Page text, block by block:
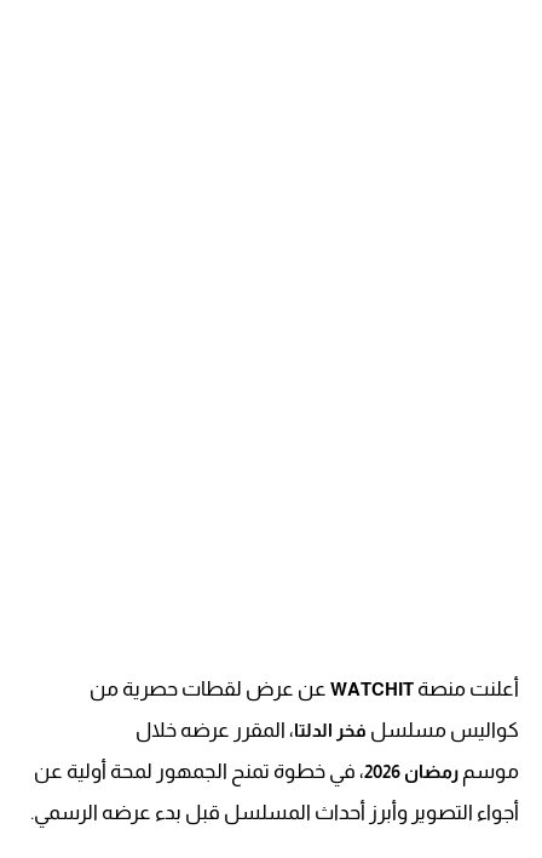
أعلنت منصة WATCHITعن عرض لقطات حصرية من
كواليس مسلسل فخر الدلتا، المقرر عرضه خلال
موسم رمضان 2026
، في خطوة تمنح الجمهور لمحة أولية عن
أجواء التصوير وأبرز أحداث المسلسل قبل بدء عرضه الرسمي.